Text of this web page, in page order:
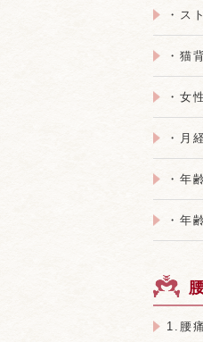
・ス
・猫
・女
・月
・年
・年
1.腰